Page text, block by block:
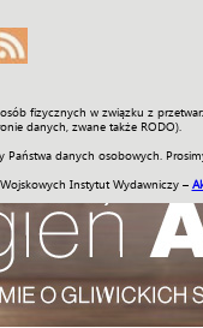
fizycznych w związku z
danych, zwane także RODO).
danych osobowych.
Instytut Wydawniczy –
Wideo ENGLISH